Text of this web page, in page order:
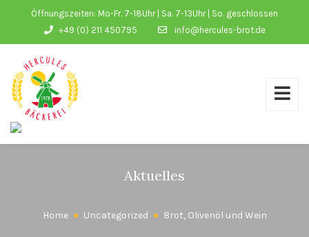
Öffnungszeiten: Mo-Fr. 7-18Uhr | Sa. 7-13Uhr | So. geschlossen
+49 (0) 211 450795
info@hercules-brot.de
Aktuelles
Home Uncategorized Brot, Olivenöl und Wein